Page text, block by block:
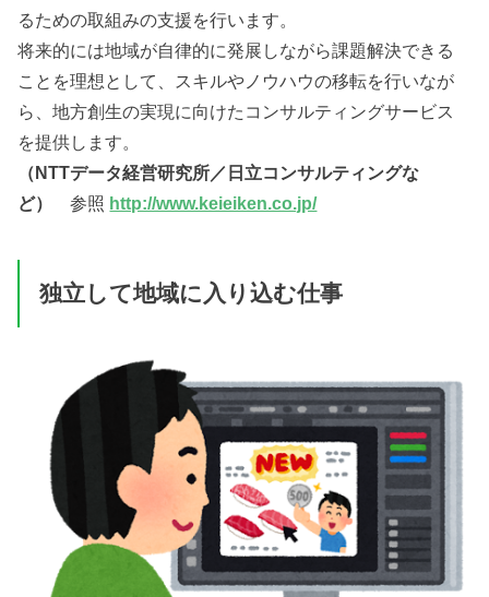
るための取組みの支援を行います。
将来的には地域が自律的に発展しながら課題解決できる
ことを理想として、スキルやノウハウの移転を行いなが
ら、地方創生の実現に向けたコンサルティングサービス
を提供します。
（NTTデータ経営研究所／日立コンサルティングな
ど）
参照 http://www.keieiken.co.jp/
独立して地域に入り込む仕事